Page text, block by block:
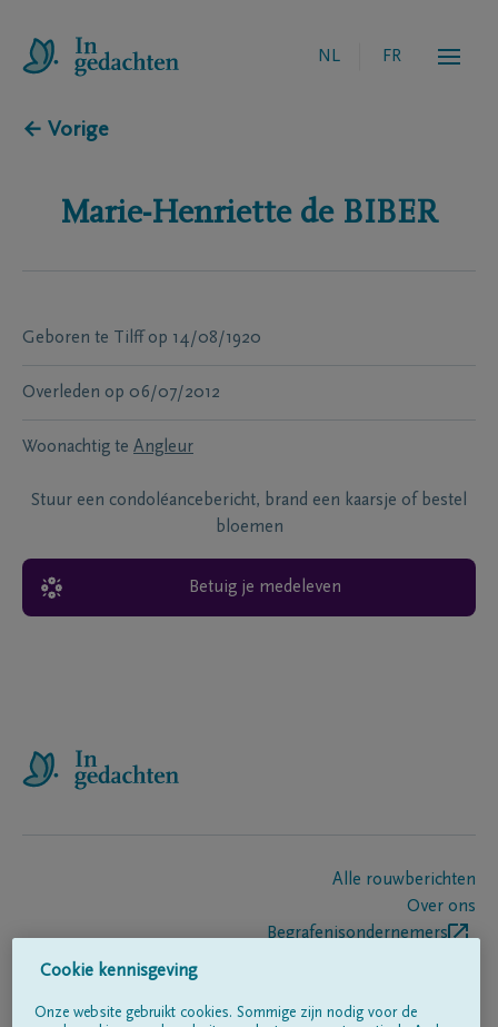
NL FR
← Vorige
Marie-Henriette de BIBER
Geboren te Tilff op 14/08/1920
Overleden op 06/07/2012
Woonachtig te Angleur
Stuur een condoléancebericht, brand een kaarsje of bestel
bloemen
Betuig je medeleven
Alle rouwberichten
Over ons
Begrafenisondernemers
Cookie kennisgeving
Onze website gebruikt cookies. Sommige zijn nodig voor de